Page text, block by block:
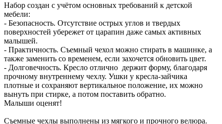
Набор создан с учётом основных требований к детской
мебели:
- Безопасность. Отсутствие острых углов и твердых
поверхностей убережет от царапин даже самых активных
малышей.
- Практичность. Съемный чехол можно стирать в машинке, а
также заменить со временем, если захочется обновить цвет.
- Долговечность. Кресло отлично держит форму, благодаря
прочному внутреннему чехлу. Ушки у кресла-зайчика
плотные и сохраняют вертикальное положение, их можно
вынуть при стирке, а потом поставить обратно.
Малыши оценят!
Съемные чехлы выполнены из мягкого и прочного велюра.